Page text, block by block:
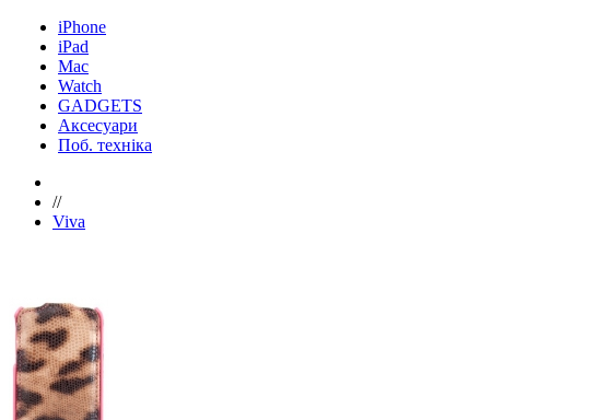
iPhone
iPad
Mac
Watch
GADGETS
Аксесуари
Поб. техніка
//
Viva